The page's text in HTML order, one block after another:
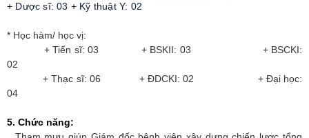
+ Dược sĩ: 03 + Kỹ thuật Y: 02
* Học hàm/ học vị:
+ Tiến sĩ: 03 + BSKII: 03 + BSCKI:
02
+ Thạc sĩ: 06 + ĐDCKI: 02 + Đại học:
04
5. Chức năng: